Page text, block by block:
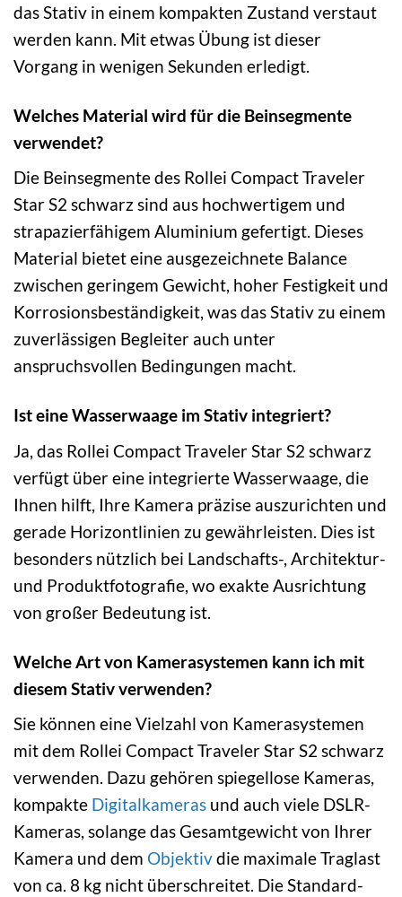
das Stativ in einem kompakten Zustand verstaut
werden kann. Mit etwas Übung ist dieser
Vorgang in wenigen Sekunden erledigt.
Welches Material wird für die Beinsegmente
verwendet?
Die Beinsegmente des Rollei Compact Traveler
Star S2 schwarz sind aus hochwertigem und
strapazierfähigem Aluminium gefertigt. Dieses
Material bietet eine ausgezeichnete Balance
zwischen geringem Gewicht, hoher Festigkeit und
Korrosionsbeständigkeit, was das Stativ zu einem
zuverlässigen Begleiter auch unter
anspruchsvollen Bedingungen macht.
Ist eine Wasserwaage im Stativ integriert?
Ja, das Rollei Compact Traveler Star S2 schwarz
verfügt über eine integrierte Wasserwaage, die
Ihnen hilft, Ihre Kamera präzise auszurichten und
gerade Horizontlinien zu gewährleisten. Dies ist
besonders nützlich bei Landschafts-, Architektur-
und Produktfotografie, wo exakte Ausrichtung
von großer Bedeutung ist.
Welche Art von Kamerasystemen kann ich mit
diesem Stativ verwenden?
Sie können eine Vielzahl von Kamerasystemen
mit dem Rollei Compact Traveler Star S2 schwarz
verwenden. Dazu gehören spiegellose Kameras,
kompakte Digitalkameras und auch viele DSLR-
Kameras, solange das Gesamtgewicht von Ihrer
Kamera und dem Objektivdie maximale Traglast
von ca. 8 kg nicht überschreitet. Die Standard-